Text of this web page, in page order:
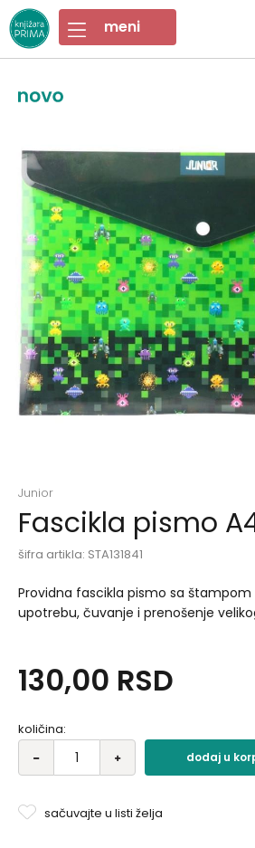
Junior
Fascikla pismo
šifra artikla: STA131841
Providna fascikla pismo sa štampom
upotrebu, čuvanje i prenošenje
130,00 RSD
količina:
dodaj u
sačuvajte u listi želja